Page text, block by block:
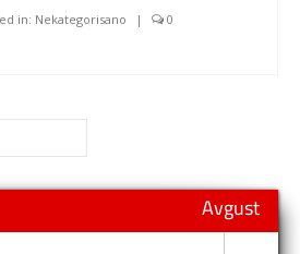
in: Nekategorisano | 0
Avgust